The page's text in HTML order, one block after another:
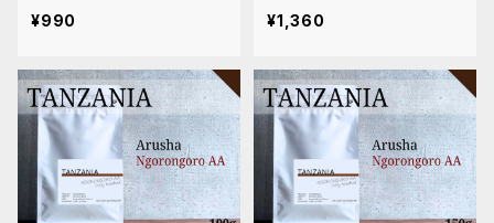
ル × パルプドナチュラル フ
¥990
ル × パルプドナチュラル フ
ルシティロースト 150g
¥1,360